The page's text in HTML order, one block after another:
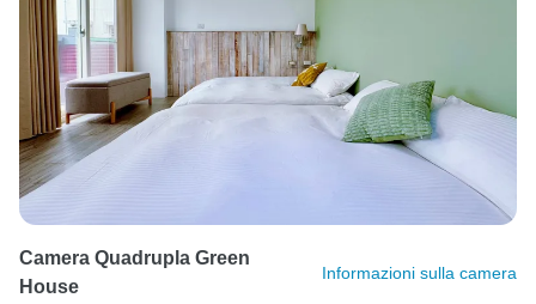
Camera Quadrupla Green
House
Informazioni sulla camera